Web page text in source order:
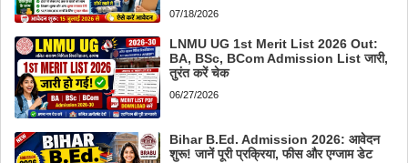
07/18/2026
LNMU UG 1st Merit List 2026 Out:
BA, BSc, BCom Admission List जारी,
तुरंत करें चेक
06/27/2026
Bihar B.Ed. Admission 2026: आवेदन
शुरू! जानें पूरी प्रक्रिया, फीस और एग्जाम डेट